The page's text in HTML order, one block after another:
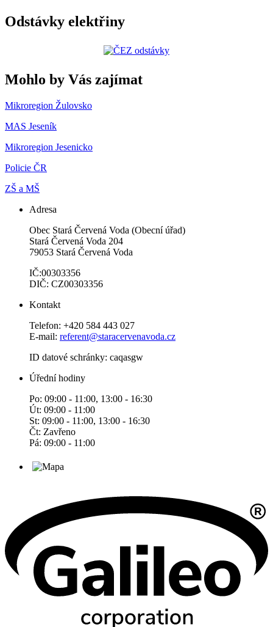
Odstávky elektřiny
Mohlo by Vás zajímat
Mikroregion Žulovsko
MAS Jeseník
Mikroregion Jesenicko
Policie ČR
ZŠ a MŠ
Adresa
Obec Stará Červená Voda (Obecní úřad)
Stará Červená Voda 204
79053 Stará Červená Voda
IČ:00303356
DIČ: CZ00303356
Kontakt
Telefon: +420 584 443 027
E-mail: referent@staracervenavoda.cz
ID datové schránky: caqasgw
Úřední hodiny
Po: 09:00 - 11:00, 13:00 - 16:30
Út: 09:00 - 11:00
St: 09:00 - 11:00, 13:00 - 16:30
Čt: Zavřeno
Pá: 09:00 - 11:00